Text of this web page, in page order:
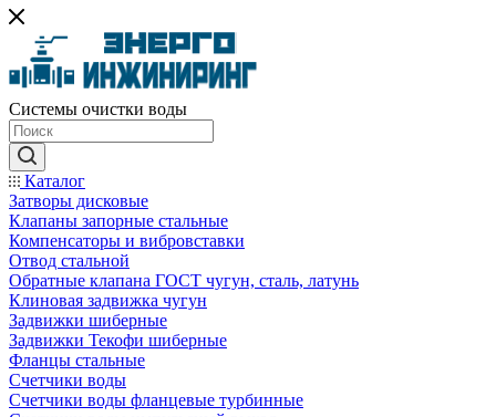
Системы очистки воды
Каталог
Затворы дисковые
Клапаны запорные стальные
Компенсаторы и вибровставки
Отвод стальной
Обратные клапана ГОСТ чугун, сталь, латунь
Клиновая задвижка чугун
Задвижки шиберные
Задвижки Текофи шиберные
Фланцы стальные
Счетчики воды
Счетчики воды фланцевые турбинные